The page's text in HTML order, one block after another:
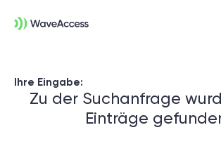
Ihre Eingabe:
Zu der Suchanfrage
Einträge